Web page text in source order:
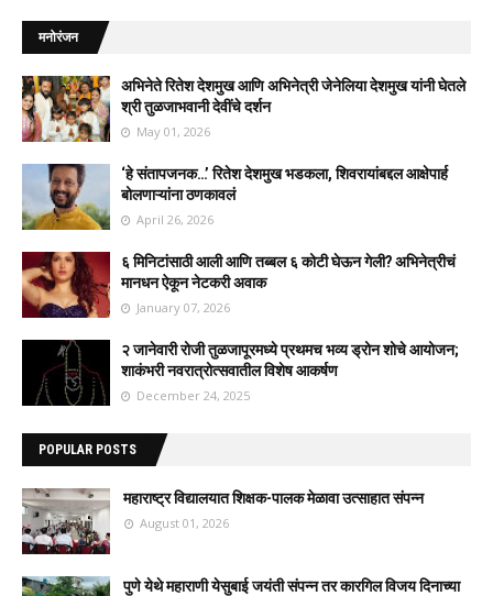
मनोरंजन
अभिनेते रितेश देशमुख आणि अभिनेत्री जेनेलिया देशमुख यांनी घेतले
श्री तुळजाभवानी देवींचे दर्शन
May 01, 2026
‘हे संतापजनक…’ रितेश देशमुख भडकला, शिवरायांबद्दल आक्षेपार्ह
बोलणाऱ्यांना ठणकावलं
April 26, 2026
६ मिनिटांसाठी आली आणि तब्बल ६ कोटी घेऊन गेली? अभिनेत्रीचं
मानधन ऐकून नेटकरी अवाक
January 07, 2026
२ जानेवारी रोजी तुळजापूरमध्ये प्रथमच भव्य ड्रोन शोचे आयोजन;
शाकंभरी नवरात्रोत्सवातील विशेष आकर्षण
December 24, 2025
POPULAR POSTS
महाराष्ट्र विद्यालयात शिक्षक-पालक मेळावा उत्साहात संपन्न
August 01, 2026
पुणे येथे महाराणी येसुबाई जयंती संपन्न तर कारगिल विजय दिनाच्या